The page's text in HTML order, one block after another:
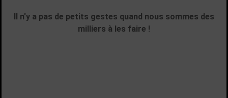
Il n'y a pas de petits gestes quand nous sommes des
milliers à les faire !